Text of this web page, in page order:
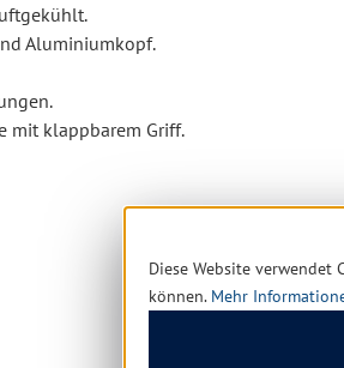
Aluminiumkopf.
mit klappbarem Griff.
Diese Website verwendet
können. Mehr